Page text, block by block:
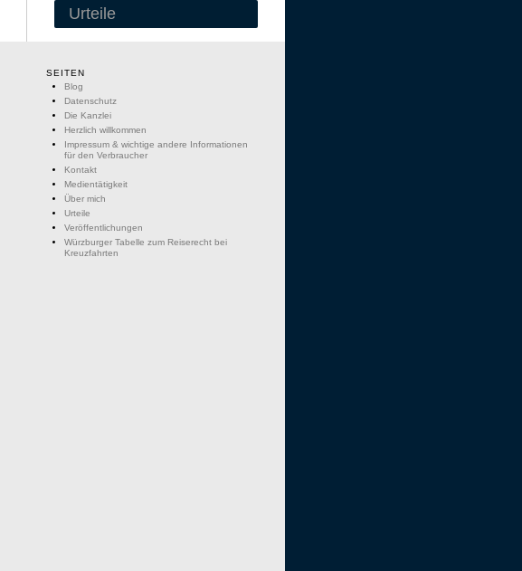
Urteile
SEITEN
Blog
Datenschutz
Die Kanzlei
Herzlich willkommen
Impressum & wichtige andere Informationen
für den Verbraucher
Kontakt
Medientätigkeit
Über mich
Urteile
Veröffentlichungen
Würzburger Tabelle zum Reiserecht bei
Kreuzfahrten